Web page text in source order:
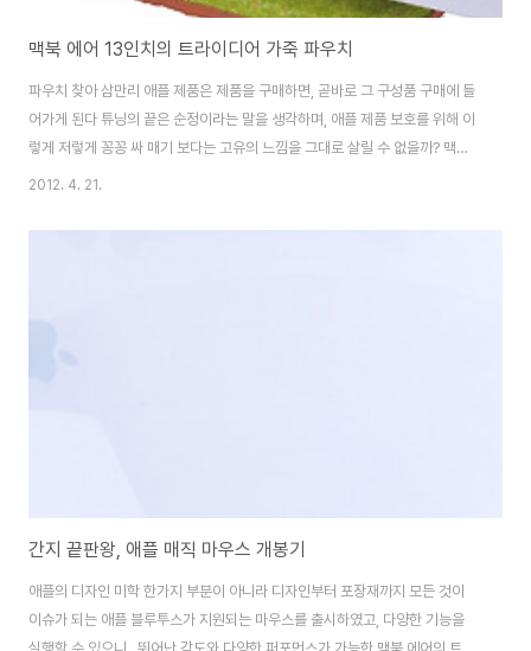
맥북 에어 13인치의 트라이디어 가죽 파우치
파우치 찾아 삼만리 애플 제품은 제품을 구매하면, 곧바로 그 구성품 구매에 들
어가게 된다 튜닝의 끝은 순정이라는 말을 생각하며, 애플 제품 보호를 위해 이
렇게 저렇게 꽁꽁 싸 매기 보다는 고유의 느낌을 그대로 살릴 수 없을까? 맥북
에어의 경우 이동성이 뛰어난 모델이고, 노트북이라는 것 자체가 이동하면서
앞에서 이야기 한 대로 고유의 느낌을 살리면서, 제품을 보호할 수 있도록 파우
2012. 4. 21.
간지 끝판왕, 애플 매직 마우스 개봉기
애플의 디자인 미학 한가지 부분이 아니라 디자인부터 포장재까지 모든 것이
이슈가 되는 애플 블루투스가 지원되는 마우스를 출시하였고, 다양한 기능을